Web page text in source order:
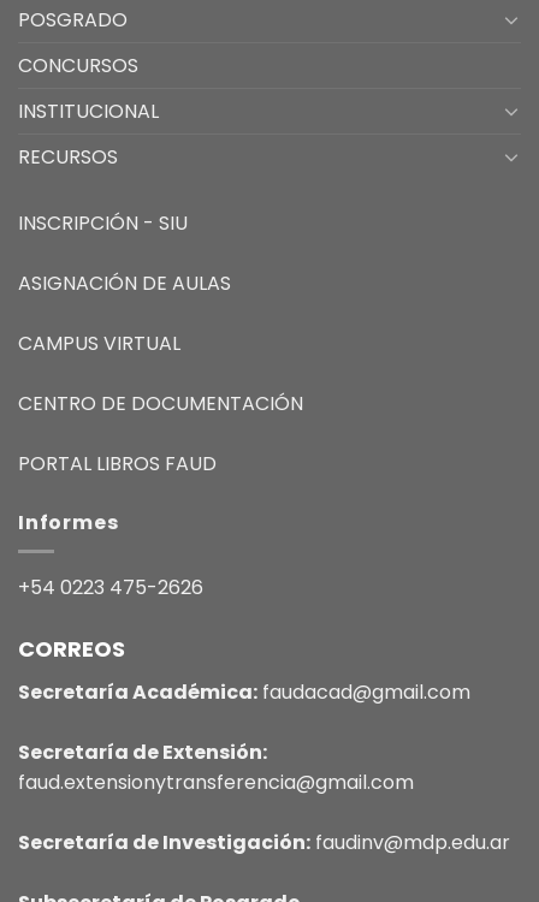
POSGRADO
CONCURSOS
INSTITUCIONAL
RECURSOS
INSCRIPCIÓN - SIU
ASIGNACIÓN DE AULAS
CAMPUS VIRTUAL
CENTRO DE DOCUMENTACIÓN
PORTAL LIBROS FAUD
Informes
+54 0223 475-2626
CORREOS
Secretaría Académica: faudacad@gmail.com
Secretaría de Extensión:
faud.extensionytransferencia@gmail.com
Secretaría de Investigación: faudinv@mdp.edu.ar